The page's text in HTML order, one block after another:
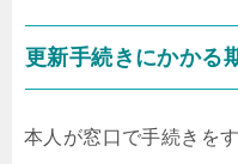
更新手続きにかかる
本人が窓口で手続きを